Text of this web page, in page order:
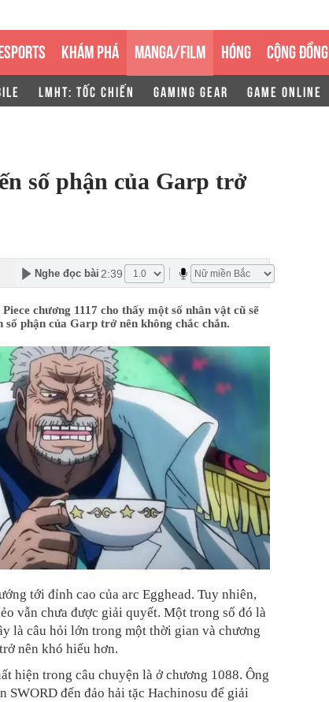
KHÁM PHÁ MANGA/FILM HÓNG CỘNG ĐỒNG
LMHT: TỐC CHIẾN GAMING GEAR GAME ONLINE
số phận của Garp trở
Nghe đọc bài 2:39
chương 1117 cho thấy một số nhân vật cũ sẽ
phận của Garp trở nên không chắc chắn.
tới đỉnh cao của arc Egghead. Tuy nhiên,
vẫn chưa được giải quyết. Một trong số đó là
là câu hỏi lớn trong một thời gian và chương
nên khó hiểu hơn.
hiện trong câu chuyện là ở chương 1088. Ông
SWORD đến đảo hải tặc Hachinosu để giải